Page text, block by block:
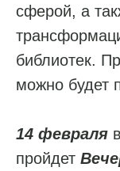
сферой, а
библиотек.
можно будет
14 февраля в
пройдет